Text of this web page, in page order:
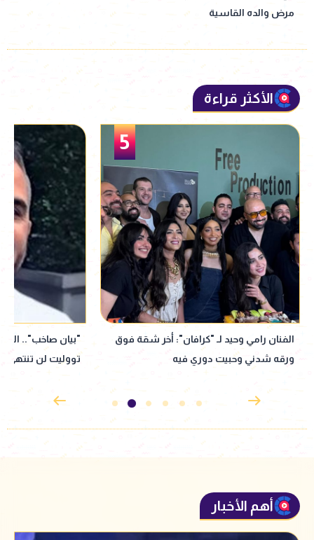
مرض والده القاسية
الأكثر قراءة
5
الفنان رامي وحيد لـ "كرافان": أخر شقة فوق
ورقه شدني وحبيت دوري فيه
"بيان صاخب"..
تووليت لن تنتهي
أهم الأخبار